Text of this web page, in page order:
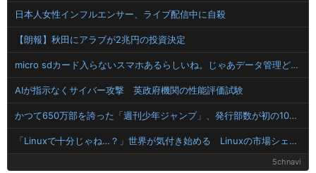
日本人女性インフルエンサー、ライブ配信中に自殺
【朗報】秋田にアラブが2兆円の投資決定
micro sdカード入らないスマホあるらしいね。じゃあデータ管理どうしてるのかというとクラウド(笑)で出し入れらしい
AIが指示なくサイバー攻撃 英政府機関の性能評価試験
かつて650万部を誇った「週刊少年ジャンプ」、発行部数が初の100万部割れ
「Linuxで十分じゃね…？」世界が気付き始める Linuxの市場シェアが初めて10%超える
5chnavi